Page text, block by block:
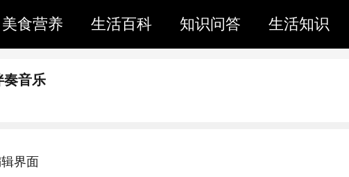
美食营养 生活百科 知识问答 生活知识
奏音乐
界面